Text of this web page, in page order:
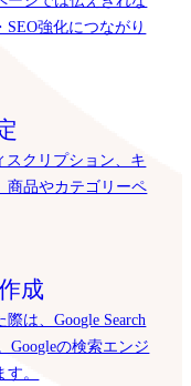
強化につながり
スクリプション、キ
商品やカテゴリーペ
成
は、Google Search
Googleの検索エンジ
。